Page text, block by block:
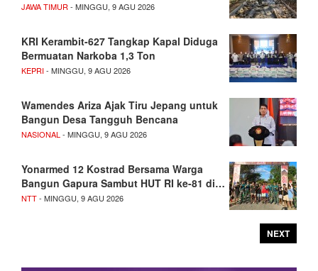
JAWA TIMUR - MINGGU, 9 AGU 2026
KRI Kerambit-627 Tangkap Kapal Diduga
Bermuatan Narkoba 1,3 Ton
KEPRI- MINGGU, 9 AGU 2026
Wamendes Ariza Ajak Tiru Jepang untuk
Bangun Desa Tangguh Bencana
NASIONAL - MINGGU, 9 AGU 2026
Yonarmed 12 Kostrad Bersama Warga
Bangun Gapura Sambut HUT RI ke-81 di…
NTT- MINGGU, 9 AGU 2026
NEXT